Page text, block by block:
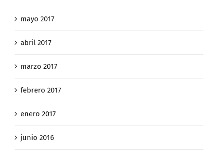
mayo 2017
abril 2017
marzo 2017
febrero 2017
enero 2017
junio 2016